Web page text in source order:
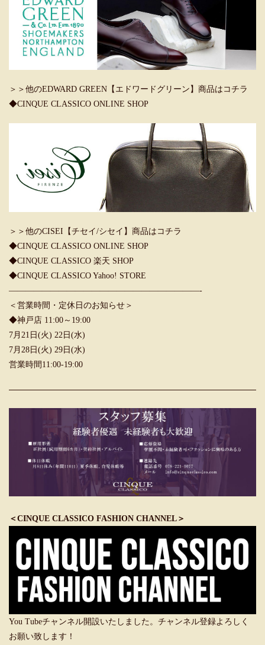
＞＞他のEDWARD GREEN【エドワードグリーン】商品はコチラ
◆CINQUE CLASSICO ONLINE SHOP
＞＞他のCISEI【チセイ/シセイ】商品はコチラ
◆CINQUE CLASSICO ONLINE SHOP
◆CINQUE CLASSICO 楽天 SHOP
◆CINQUE CLASSICO Yahoo! STORE
———————————————————————-
＜営業時間・定休日のお知らせ＞
◆神戸店 11:00～19:00
7月21日(火) 22日(水)
7月28日(火) 29日(水)
営業時間11:00-19:00
＜CINQUE CLASSICO FASHION CHANNEL＞
You Tubeチャンネル開設いたしました。チャンネル登録よろしく
お願い致します！